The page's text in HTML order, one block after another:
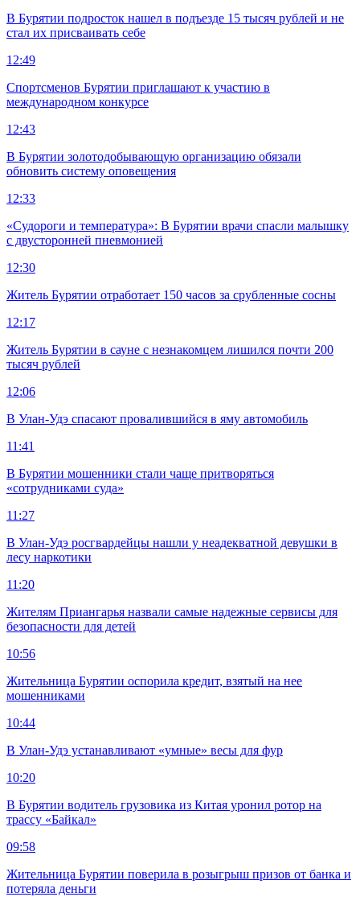
В Бурятии подросток нашел в подъезде 15 тысяч рублей и не
стал их присваивать себе
12:49
Спортсменов Бурятии приглашают к участию в
международном конкурсе
12:43
В Бурятии золотодобывающую организацию обязали
обновить систему оповещения
12:33
«Судороги и температура»: В Бурятии врачи спасли малышку
с двусторонней пневмонией
12:30
Житель Бурятии отработает 150 часов за срубленные сосны
12:17
Житель Бурятии в сауне с незнакомцем лишился почти 200
тысяч рублей
12:06
В Улан-Удэ спасают провалившийся в яму автомобиль
11:41
В Бурятии мошенники стали чаще притворяться
«сотрудниками суда»
11:27
В Улан-Удэ росгвардейцы нашли у неадекватной девушки в
лесу наркотики
11:20
Жителям Приангарья назвали самые надежные сервисы для
безопасности для детей
10:56
Жительница Бурятии оспорила кредит, взятый на нее
мошенниками
10:44
В Улан-Удэ устанавливают «умные» весы для фур
10:20
В Бурятии водитель грузовика из Китая уронил ротор на
трассу «Байкал»
09:58
Жительница Бурятии поверила в розыгрыш призов от банка и
потеряла деньги